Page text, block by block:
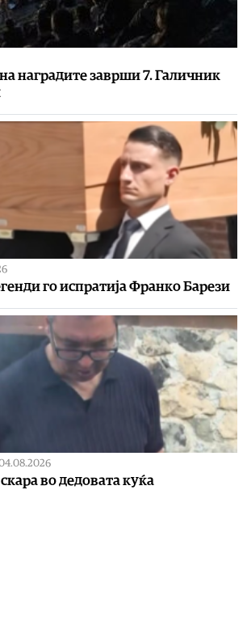
наградите заврши 7. Галичник
го испратија Франко Барези
во дедовата куќа